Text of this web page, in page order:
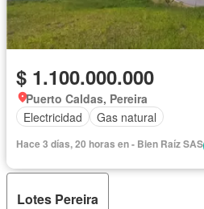
$ 1.100.000.000
Puerto Caldas, Pereira
Electricidad
Gas natural
Hace 3 días, 20 horas en - Bien Raíz SAS
Lotes Pereira